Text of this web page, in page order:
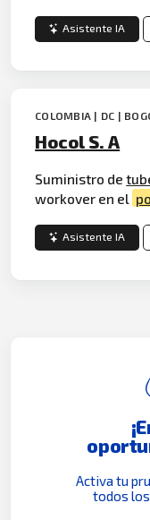
Asistente IA
COLOMBIA | DC |
Hocol S. A
Suministro de
workover en el
Asistente IA
Activa tu
todos